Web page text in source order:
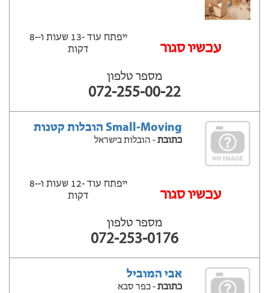
‫עכשיו סגור
ייפתח עוד -13 שעות ‫ו--8
דקות
מספר טלפון
072-255-00-22
Small-Moving הובלות קטנות
כתובת- הובלות בישראל
‫עכשיו סגור
ייפתח עוד -12 שעות ‫ו--8
דקות
מספר טלפון
072-253-0176
אבי המוביל
כתובת- כפר סבא